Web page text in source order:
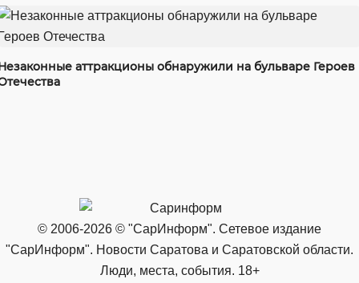
аттракционы обнаружили на бульваре Героев
© 2006-2026 © "СарИнформ". Сетевое издание
"СарИнформ". Новости Саратова и Саратовской области.
Люди, места, события. 18+